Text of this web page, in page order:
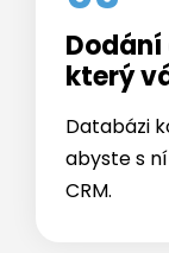
který
Databázi
abyste s
CRM.